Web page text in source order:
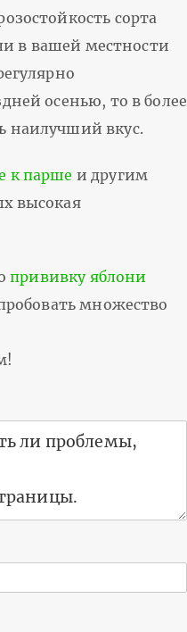
сорта
в вашей местности
осенью, то в более
наилучший вкус.
к парше и другим
высокая
прививку яблони
множество